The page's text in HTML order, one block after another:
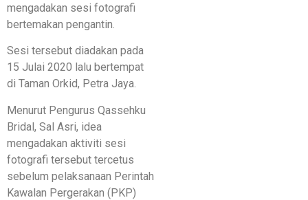
mengadakan sesi fotografi
bertemakan pengantin.
Sesi tersebut diadakan pada
15 Julai 2020 lalu bertempat
di Taman Orkid, Petra Jaya.
Menurut Pengurus Qassehku
Bridal, Sal Asri, idea
mengadakan aktiviti sesi
fotografi tersebut tercetus
sebelum pelaksanaan Perintah
Kawalan Pergerakan (PKP)